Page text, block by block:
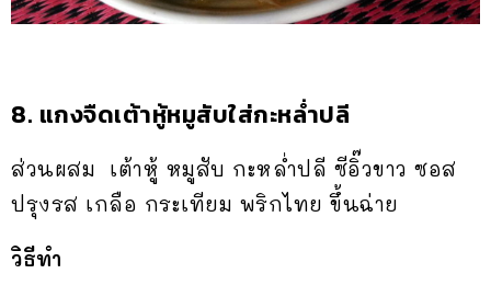
8. แกงจืดเต้าหู้หมูสับใส่กะหล่ำปลี
ส่วนผสม เต้าหู้ หมูสับ กะหล่ำปลี ซีอิ๊วขาว ซอส
ปรุงรส เกลือ กระเทียม พริกไทย ขึ้นฉ่าย
วิธีทำ